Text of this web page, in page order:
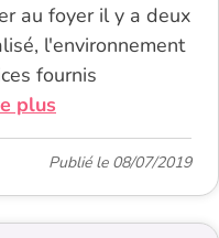
au foyer il y a deux
l'environnement
fournis
plus
Publié le 08/07/2019